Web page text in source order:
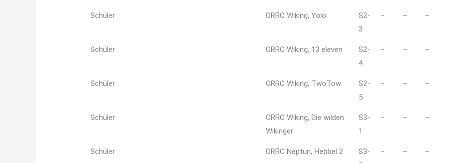
Schüler ORRC Wiking, Yolo
S2-
3
– – –
Schüler ORRC Wiking, 13 eleven
S2-
4
– – –
Schüler ORRC Wiking, TwoTow
S2-
5
– – –
Schüler
ORRC Wiking, Die wilden
Wikinger
S3-
1
– – –
Schüler ORRC Neptun, Hebbel 2
S3-
– – –